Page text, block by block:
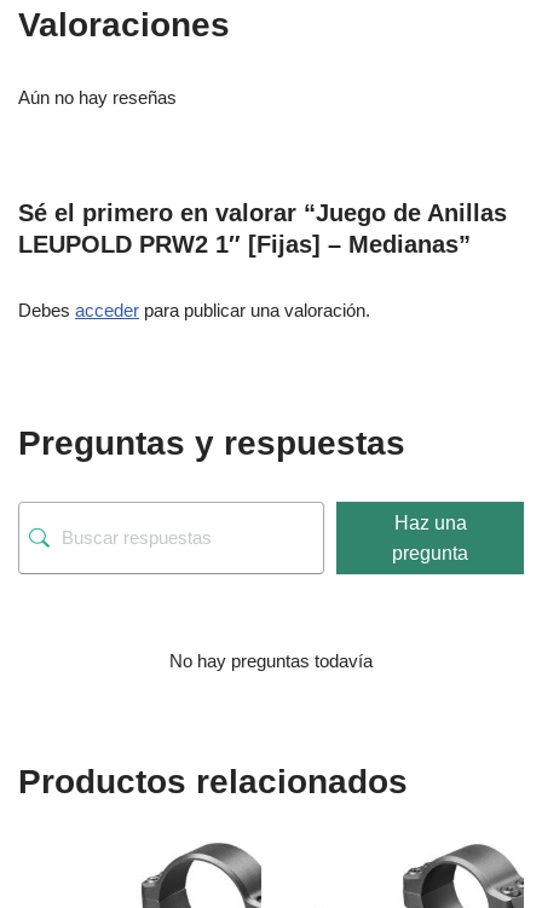
Valoraciones
Aún no hay reseñas
Sé el primero en valorar “Juego de Anillas
LEUPOLD PRW2 1″ [Fijas] – Medianas”
Debes acceder para publicar una valoración.
Preguntas y respuestas
Haz una
pregunta
No hay preguntas todavía
Productos relacionados